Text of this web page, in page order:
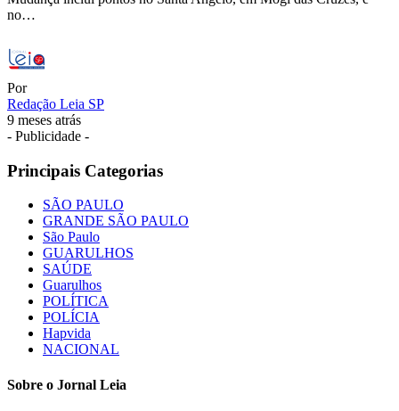
no…
Por
Redação Leia SP
9 meses atrás
- Publicidade -
Principais Categorias
SÃO PAULO
GRANDE SÃO PAULO
São Paulo
GUARULHOS
SAÚDE
Guarulhos
POLÍTICA
POLÍCIA
Hapvida
NACIONAL
Sobre o Jornal Leia